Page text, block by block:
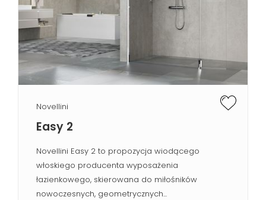
Novellini
Easy 2
Novellini Easy 2 to propozycja wiodącego
włoskiego producenta wyposażenia
łazienkowego, skierowana do miłośników
nowoczesnych, geometrycznych...